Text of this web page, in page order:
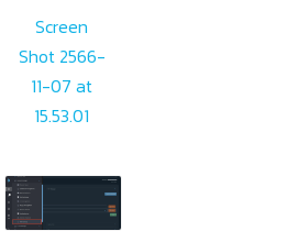
Screen
Shot 2566-
11-07 at
15.53.01